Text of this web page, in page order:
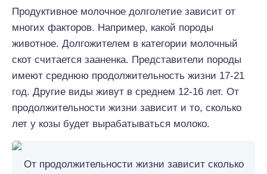
Продуктивное молочное долголетие зависит от
многих факторов. Например, какой породы
животное. Долгожителем в категории молочный
скот считается зааненка. Представители породы
имеют среднюю продолжительность жизни 17-21
год. Другие виды живут в среднем 12-16 лет. От
продолжительности жизни зависит и то, сколько
лет у козы будет вырабатываться молоко.
От продолжительности жизни зависит сколько